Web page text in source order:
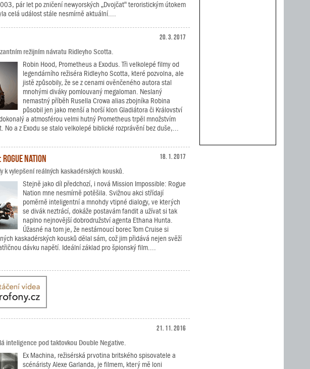
pár let po zničení newyorských „Dvojčat“ teroristickým útokem
celá událost stále nesmírně aktuální....
20. 3. 2017
režijním návratu Ridleyho Scotta.
Robin Hood, Prometheus a Exodus. Tři velkolepé filmy od
legendárního režiséra Ridleyho Scotta, které pozvolna, ale
jistě způsobily, že se z cenami ověnčeného autora stal
mnohými diváky pomlouvaný megaloman. Neslaný
nemastný příběh Rusella Crowa alias zbojníka Robina
působil jen jako menší a horší klon Gladiátora či Království
a atmosférou velmi hutný Prometheus trpěl množstvím
a z Exodu se stalo velkolepé biblické rozprávění bez duše,...
18. 1. 2017
Nation
k vylepšení reálných kaskadérských kousků.
Stejně jako díl předchozí, i nová Mission Impossible: Rogue
Nation mne nesmírně potěšila. Svižnou akci střídají
poměrně inteligentní a mnohdy vtipné dialogy, ve kterých
se divák neztrácí, dokáže postavám fandit a užívat si tak
naplno nejnovější dobrodružství agenta Ethana Hunta.
Úžasné na tom je, že nestárnoucí borec Tom Cruise si
kaskadérských kousků dělal sám, což jim přidává nejen svěží
dávku napětí. Ideální základ pro špionský film....
21. 11. 2016
inteligence pod taktovkou Double Negative.
Ex Machina, režisérská prvotina britského spisovatele a
scénáristy Alexe Garlanda, je filmem, který mě loni